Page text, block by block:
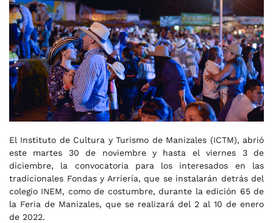
El Instituto de Cultura y Turismo de Manizales (ICTM), abrió
este martes 30 de noviembre y hasta el viernes 3 de
diciembre, la convocatoria para los interesados en las
tradicionales Fondas y Arriería, que se instalarán detrás del
colegio INEM, como de costumbre, durante la edición 65 de
la Feria de Manizales, que se realizará del 2 al 10 de enero
de 2022.